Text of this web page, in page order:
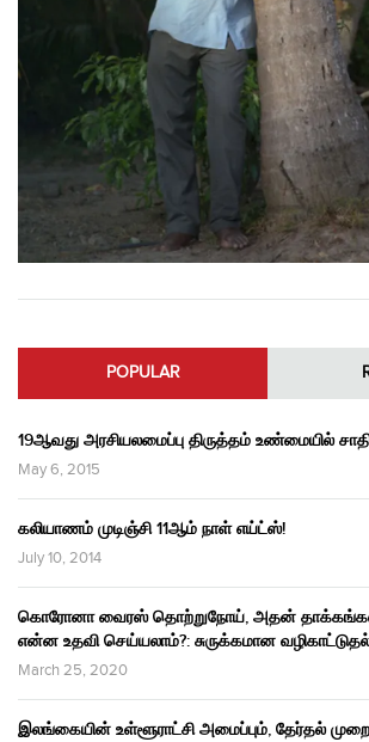
POPULAR
19ஆவது அரசியலமைப்பு திருத்தம் உண்மையில்
May 6, 2015
கலியாணம் முடிஞ்சி 11ஆம் நாள் எய்ட்ஸ்!
July 10, 2014
கொரோனா வைரஸ் தொற்றுநோய், அதன்
என்ன உதவி செய்யலாம்?: சுருக்கமான
March 25, 2020
இலங்கையின் உள்ளூராட்சி அமைப்பும், தேர்தல்